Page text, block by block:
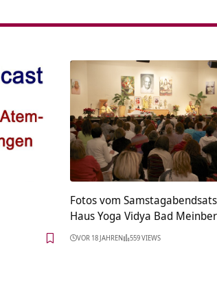
Fotos vom
Haus Yoga Vidya Bad
VOR 18 JAHREN 559 VIEWS